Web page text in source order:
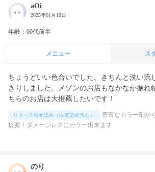
aOi
2025年01月10日
年齢：60代前半
メニュー ス
ちょうどいい色合いでした。きちんと洗い流
きりしました。メゾンのお店もなかなか振れ
ちらのお店は大推薦したいです！
リタッチ根元染め（白髪染め含む）
豊富なカラー剤か
提案！ダメージレスにカラー出来ます
のり